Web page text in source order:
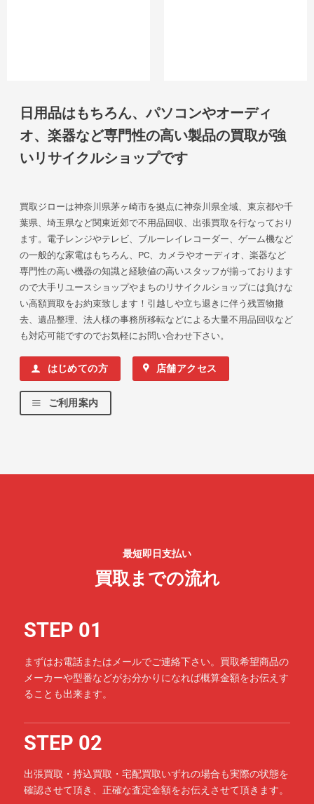
日用品はもちろん、パソコンやオーディ
オ、楽器など専門性の高い製品の買取が強
いリサイクルショップです
買取ジローは神奈川県茅ヶ崎市を拠点に神奈川県全域、東京都や千
葉県、埼玉県など関東近郊で不用品回収、出張買取を行なっており
ます。電子レンジやテレビ、ブルーレイレコーダー、ゲーム機など
の一般的な家電はもちろん、PC、カメラやオーディオ、楽器など
専門性の高い機器の知識と経験値の高いスタッフが揃っております
ので大手リユースショップやまちのリサイクルショップには負けな
い高額買取をお約束致します！引越しや立ち退きに伴う残置物撤
去、遺品整理、法人様の事務所移転などによる大量不用品回収など
も対応可能ですのでお気軽にお問い合わせ下さい。
はじめての方 店舗アクセス
ご利用案内
最短即日支払い
買取までの流れ
STEP 01
まずはお電話またはメールでご連絡下さい。買取希望商品の
メーカーや型番などがお分かりになれば概算金額をお伝えす
ることも出来ます。
STEP 02
出張買取・持込買取・宅配買取いずれの場合も実際の状態を
確認させて頂き、正確な査定金額をお伝えさせて頂きます。